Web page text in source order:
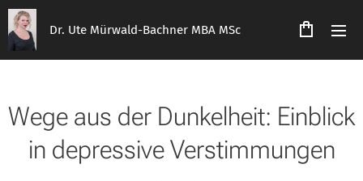
Dr. Ute Mürwald-Bachner MBA MSc
Wege aus der Dunkelheit: Einblick
in depressive Verstimmungen